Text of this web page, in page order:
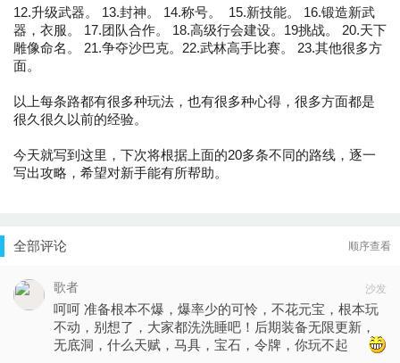
12.升级武器。 13.封神。 14.称号。 15.新技能。 16.锻造新武
器，衣服。 17.团队合作。 18.高级行会建设。19挑战。 20.天下
雕像命名。 21.争夺沙巴克。22.武林高手比赛。 23.其他很多方
面。
以上每条路都有很多种玩法，也有很多种心得，很多方面都是
很久很久以前的经验。
今天就写到这里，下次将根据上面的20多条不同的路线，逐一
写出攻略，希望对新手能有所帮助。
全部评论 顺序查看
歌者 沙发
呵呵 准备根本不爆，爆率少的可怜，不花元宝，根本玩
不动，别想了，大家都洗洗睡吧！后期装备无限更新，
无底洞，什么天赋，马具，宝石，令牌，你玩不起